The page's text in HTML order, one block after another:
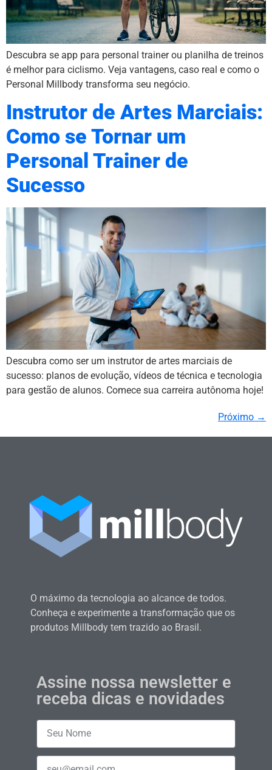
Descubra se app para personal trainer ou planilha de treinos
é melhor para ciclismo. Veja vantagens, caso real e como o
Personal Millbody transforma seu negócio.
Instrutor de Artes Marciais:
Como se Tornar um
Personal Trainer de
Sucesso
Descubra como ser um instrutor de artes marciais de
sucesso: planos de evolução, vídeos de técnica e tecnologia
para gestão de alunos. Comece sua carreira autônoma hoje!
Próximo →
O máximo da tecnologia ao alcance de todos.
Conheça e experimente a transformação que os
produtos Millbody tem trazido ao Brasil.
Assine nossa newsletter e
receba dicas e novidades